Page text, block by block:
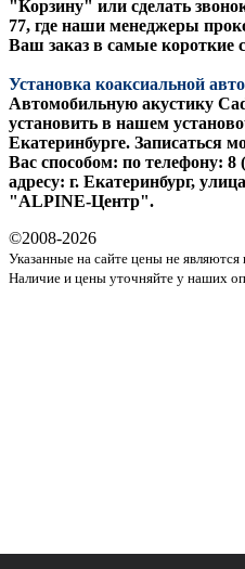
"Корзину" или сделать
77, где наши менеджеры
Ваш заказ в самые короткие
Установка коаксиальной
Автомобильную акустику
установить в нашем
Екатеринбурге.
Вас способом: по телефону: 8
адресу: г. Екатеринбург,
"ALPINE-Центр".
©2008-2026
Указанные на сайте цены не
Наличие и цены уточняйте у наших